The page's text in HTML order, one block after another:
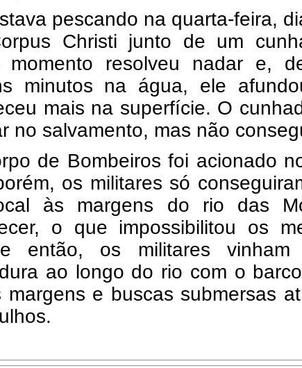
pescando na quarta-feira,
Christi junto de um
momento resolveu nadar e,
minutos na água, ele
mais na superfície. O
no salvamento, mas não
de Bombeiros foi acionado
os militares só
às margens do rio das
o que impossibilitou os
então, os militares vinham
ao longo do rio com o
margens e buscas submersas